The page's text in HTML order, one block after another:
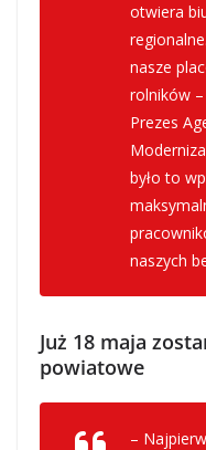
otwiera
nasze
rolników
Prezes
było to
naszych
Już 18 maja
powiatowe
–